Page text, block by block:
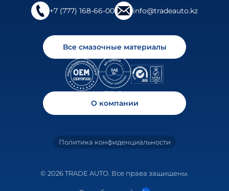
+7 (777) 168-66-00 info@tradeauto.kz
Все смазочные материалы
О компании
Политика конфиденциальности
© 2026 TRADE AUTO. Все права защищены.